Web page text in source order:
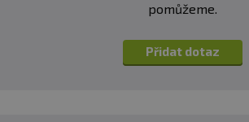
pomůžeme.
Přidat dotaz